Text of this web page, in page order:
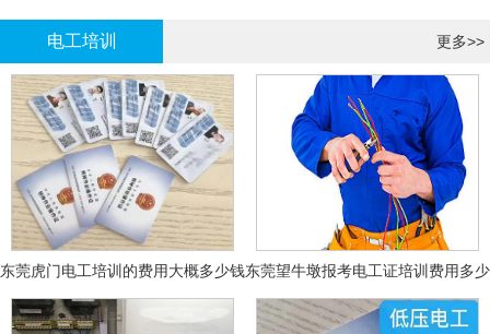
电工培训 更多>>
东莞虎门电工培训的费用大概多少钱东莞望牛墩报考电工证培训费用多少
钱